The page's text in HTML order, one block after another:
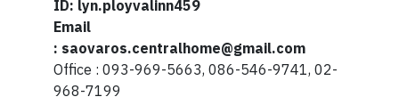
ID: lyn.ployvalinn459
Email
: saovaros.centralhome@gmail.com
Office : 093-969-5663, 086-546-9741, 02-
968-7199